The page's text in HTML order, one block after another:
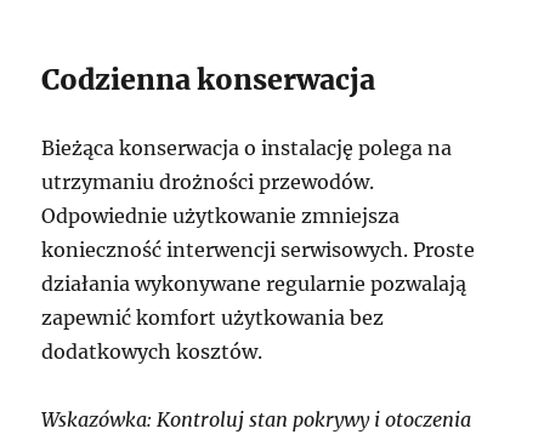
Codzienna konserwacja
Bieżąca konserwacja o instalację polega na
utrzymaniu drożności przewodów.
Odpowiednie użytkowanie zmniejsza
konieczność interwencji serwisowych. Proste
działania wykonywane regularnie pozwalają
zapewnić komfort użytkowania bez
dodatkowych kosztów.
Wskazówka: Kontroluj stan pokrywy i otoczenia